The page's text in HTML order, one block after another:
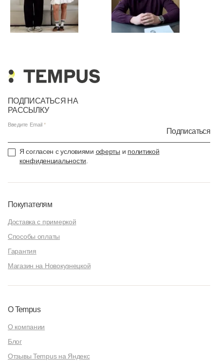
ПОДПИСАТЬСЯ НА
РАССЫЛКУ
Введите Email
Подписаться
Я согласен с условиями оферты и политикой
конфиденциальности.
Покупателям
Доставка с примеркой
Способы оплаты
Гарантия
Магазин на Новокузнецкой
О Tempus
О компании
Блог
Отзывы Tempus на Яндекс